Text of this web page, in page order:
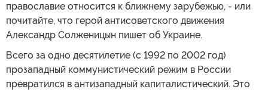
православие относится к ближнему зарубежью, - или
почитайте, что герой антисоветского движения
Александр Солженицын пишет об Украине.
Всего за одно десятилетие (с 1992 по 2002 год)
прозападный коммунистический режим в России
превратился в антизападный капиталистический. Это